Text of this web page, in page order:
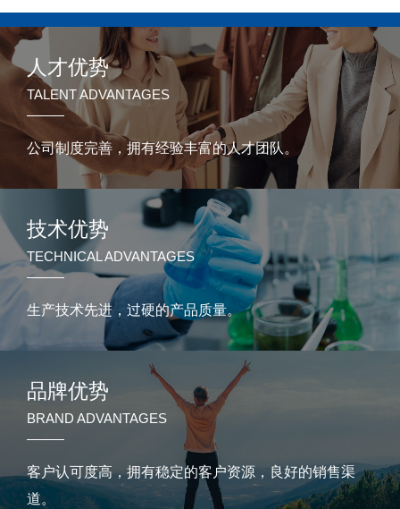
人才优势
TALENT ADVANTAGES
公司制度完善，拥有经验丰富的人才团队。
技术优势
TECHNICAL ADVANTAGES
生产技术先进，过硬的产品质量。
品牌优势
BRAND ADVANTAGES
客户认可度高，拥有稳定的客户资源，良好的销售渠
道。